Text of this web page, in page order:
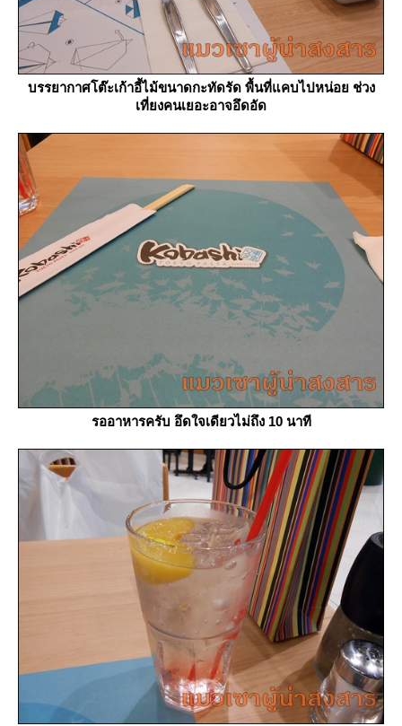
บรรยากาศโต๊ะเก้าอี้ไม้ขนาดกะทัดรัด พื้นที่แคบไปหน่อย ช่วง
เที่ยงคนเยอะอาจอึดอัด
รออาหารครับ อึดใจเดียวไม่ถึง 10 นาที